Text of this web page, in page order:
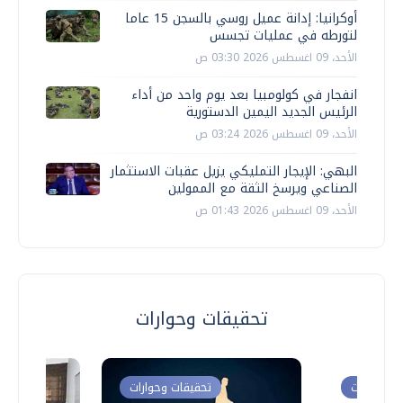
أوكرانيا: إدانة عميل روسي بالسجن 15 عاما
لتورطه في عمليات تجسس
الأحد، 09 اغسطس 2026 03:30 ص
انفجار في كولومبيا بعد يوم واحد من أداء
الرئيس الجديد اليمين الدستورية
الأحد، 09 اغسطس 2026 03:24 ص
البهي: الإيجار التمليكي يزيل عقبات الاستثمار
الصناعي ويرسخ الثقة مع الممولين
الأحد، 09 اغسطس 2026 01:43 ص
تحقيقات وحوارات
تحقيقات وحوارات وحوارات